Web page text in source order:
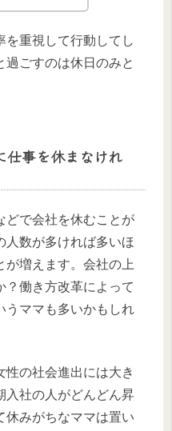
を重視して行動してし
過ごすのは休日のみと
事を休まなけれ
どで会社を休むことが
人数が多ければ多いほ
が増えます。会社の上
？働き方改革によって
うママも多いかもしれ
性の社会進出には大き
入社の人がどんどん昇
休みがちなママは置い